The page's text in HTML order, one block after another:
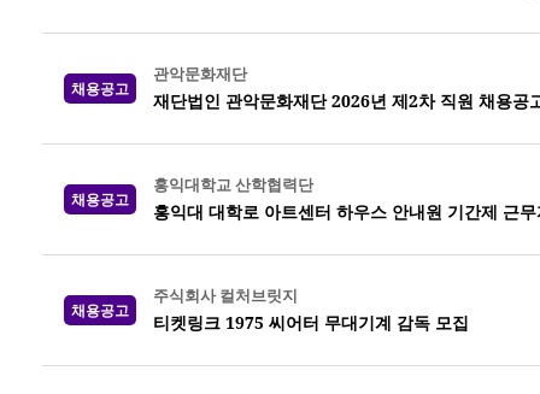
채용공고
관악문화재단
재단법인 관악문화재단 2026년 제2차 직원 채용공
채용공고
홍익대학교 산학협력단
홍익대 대학로 아트센터 하우스 안내원 기간제 근
채용공고
주식회사 컬처브릿지
티켓링크 1975 씨어터 무대기계 감독 모집